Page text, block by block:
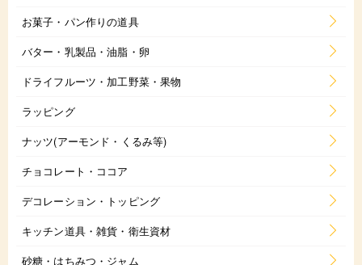
お菓子・パン作りの道具
バター・乳製品・油脂・卵
ドライフルーツ・加工野菜・果物
ラッピング
ナッツ(アーモンド・くるみ等)
チョコレート・ココア
デコレーション・トッピング
キッチン道具・雑貨・衛生資材
砂糖・はちみつ・ジャム